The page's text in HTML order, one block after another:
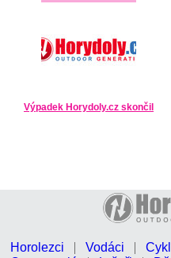
Výpadek Horydoly.cz skončil
Horolezci Vodáci